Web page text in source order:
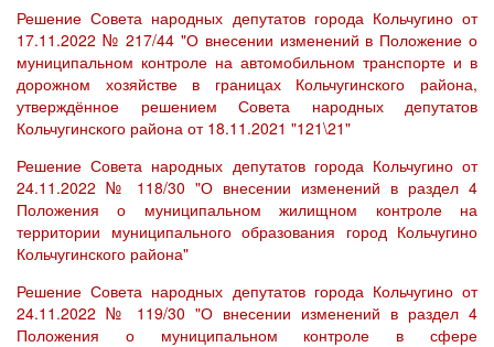
Решение Совета народных депутатов города Кольчугино от
17.11.2022 № 217/44 "О внесении изменений в Положение о
муниципальном контроле на автомобильном транспорте и в
дорожном хозяйстве в границах Кольчугинского района,
утверждённое решением Совета народных депутатов
Кольчугинского района от 18.11.2021 "121\21"
Решение Совета народных депутатов города Кольчугино от
24.11.2022 № 118/30 "О внесении изменений в раздел 4
Положения о муниципальном жилищном контроле на
территории муниципального образования город Кольчугино
Кольчугинского района"
Решение Совета народных депутатов города Кольчугино от
24.11.2022 № 119/30 "О внесении изменений в раздел 4
Положения о муниципальном контроле в сфере